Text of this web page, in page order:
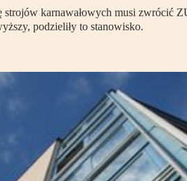
karnawałowych musi zwrócić
podzieliły to stanowisko.